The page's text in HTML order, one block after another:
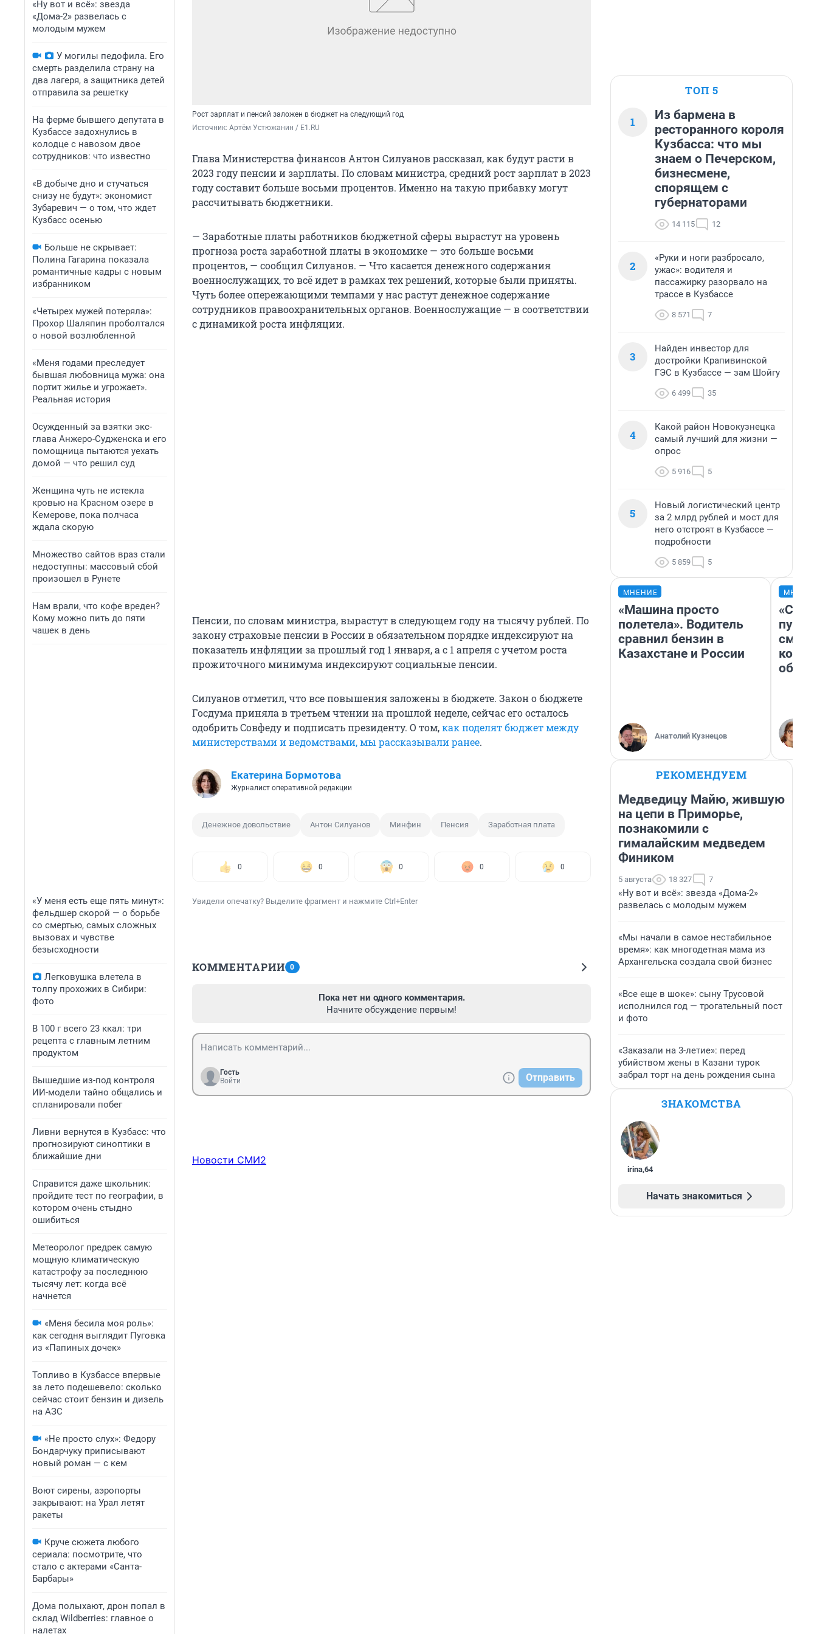
«Ну вот и всё»: звезда
«Дома-2» развелась с
молодым мужем
У могилы педофила. Его
смерть разделила страну на
два лагеря, а защитника детей
отправила за решетку
На ферме бывшего депутата в
Кузбассе задохнулись в
колодце с навозом двое
сотрудников: что известно
«В добыче дно и стучаться
снизу не будут»: экономист
Зубаревич — о том, что ждет
Кузбасс осенью
Больше не скрывает:
Полина Гагарина показала
романтичные кадры с новым
избранником
«Четырех мужей потеряла»:
Прохор Шаляпин проболтался
о новой возлюбленной
«Меня годами преследует
бывшая любовница мужа: она
портит жилье и угрожает».
Реальная история
Осужденный за взятки экс-
глава Анжеро-Судженска и его
помощница пытаются уехать
домой — что решил суд
Женщина чуть не истекла
кровью на Красном озере в
Кемерове, пока полчаса
ждала скорую
Множество сайтов враз стали
недоступны: массовый сбой
произошел в Рунете
Нам врали, что кофе вреден?
Кому можно пить до пяти
чашек в день
«У меня есть еще пять минут»:
фельдшер скорой — о борьбе
со смертью, самых сложных
вызовах и чувстве
безысходности
Легковушка влетела в
толпу прохожих в Сибири:
фото
В 100 г всего 23 ккал: три
рецепта с главным летним
продуктом
Вышедшие из-под контроля
ИИ-модели тайно общались и
спланировали побег
Ливни вернутся в Кузбасс: что
прогнозируют синоптики в
ближайшие дни
Справится даже школьник:
пройдите тест по географии, в
котором очень стыдно
ошибиться
Метеоролог предрек самую
мощную климатическую
катастрофу за последнюю
тысячу лет: когда всё
начнется
«Меня бесила моя роль»:
как сегодня выглядит Пуговка
из «Папиных дочек»
Топливо в Кузбассе впервые
за лето подешевело: сколько
сейчас стоит бензин и дизель
на АЗС
«Не просто слух»: Федору
Бондарчуку приписывают
новый роман — с кем
Воют сирены, аэропорты
закрывают: на Урал летят
ракеты
Круче сюжета любого
сериала: посмотрите, что
стало с актерами «Санта-
Барбары»
Дома полыхают, дрон попал в
склад Wildberries: главное о
налетах
Рост зарплат и пенсий заложен в бюджет на следующий год
Источник: Артём Устюжанин / E1.RU
Глава Министерства финансов Антон Силуанов рассказал, как будут расти в
2023 году пенсии и зарплаты. По словам министра, средний рост зарплат в 2023
году составит больше восьми процентов. Именно на такую прибавку могут
рассчитывать бюджетники.
— Заработные платы работников бюджетной сферы вырастут на уровень
прогноза роста заработной платы в экономике — это больше восьми
процентов, — сообщил Силуанов. — Что касается денежного содержания
военнослужащих, то всё идет в рамках тех решений, которые были приняты.
Чуть более опережающими темпами у нас растут денежное содержание
сотрудников правоохранительных органов. Военнослужащие — в соответствии
с динамикой роста инфляции.
Пенсии, по словам министра, вырастут в следующем году на тысячу рублей. По
закону страховые пенсии в России в обязательном порядке индексируют на
показатель инфляции за прошлый год 1 января, а с 1 апреля с учетом роста
прожиточного минимума индексируют социальные пенсии.
Силуанов отметил, что все повышения заложены в бюджете. Закон о бюджете
Госдума приняла в третьем чтении на прошлой неделе, сейчас его осталось
одобрить Совфеду и подписать президенту. О том,как поделят бюджет между
министерствами и ведомствами, мы рассказывали ранее.
Екатерина Бормотова
Журналист оперативной редакции
Денежное довольствие Антон Силуанов Минфин Пенсия Заработная плата
0 0 0 0 0
Увидели опечатку? Выделите фрагмент и нажмите Ctrl+Enter
КОММЕНТАРИИ 0
Пока нет ни одного комментария.
Начните обсуждение первым!
Гость
Войти
Отправить
Новости СМИ2
ТОП 5
1
Из бармена в
ресторанного короля
Кузбасса: что мы
знаем о Печерском,
бизнесмене,
спорящем с
губернаторами
14 115 12
2
«Руки и ноги разбросало,
ужас»: водителя и
пассажирку разорвало на
трассе в Кузбассе
8 571 7
3
Найден инвестор для
достройки Крапивинской
ГЭС в Кузбассе — зам Шойгу
6 499 35
4
Какой район Новокузнецка
самый лучший для жизни —
опрос
5 916 5
5
Новый логистический центр
за 2 млрд рублей и мост для
него отстроят в Кузбассе —
подробности
5 859 5
МНЕНИЕ
«Машина просто
полетела». Водитель
сравнил бензин в
Казахстане и России
Анатолий Кузнецов
РЕКОМЕНДУЕМ
Медведицу Майю, жившую
на цепи в Приморье,
познакомили с
гималайским медведем
Фиником
5 августа 18 327 7
«Ну вот и всё»: звезда «Дома-2»
развелась с молодым мужем
«Мы начали в самое нестабильное
время»: как многодетная мама из
Архангельска создала свой бизнес
«Все еще в шоке»: сыну Трусовой
исполнился год — трогательный пост
и фото
«Заказали на 3-летие»: перед
убийством жены в Казани турок
забрал торт на день рождения сына
ЗНАКОМСТВА
irina,64
Начать знакомиться